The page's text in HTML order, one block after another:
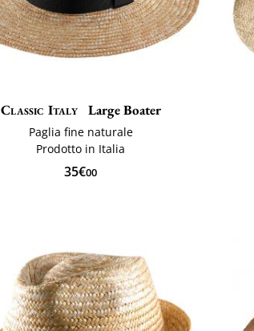
Classic Italy Large Boater
Paglia fine naturale
Prodotto in Italia
35€00